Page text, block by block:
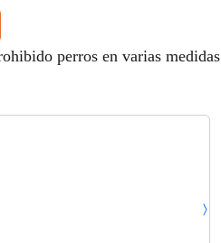
perros en varias medidas